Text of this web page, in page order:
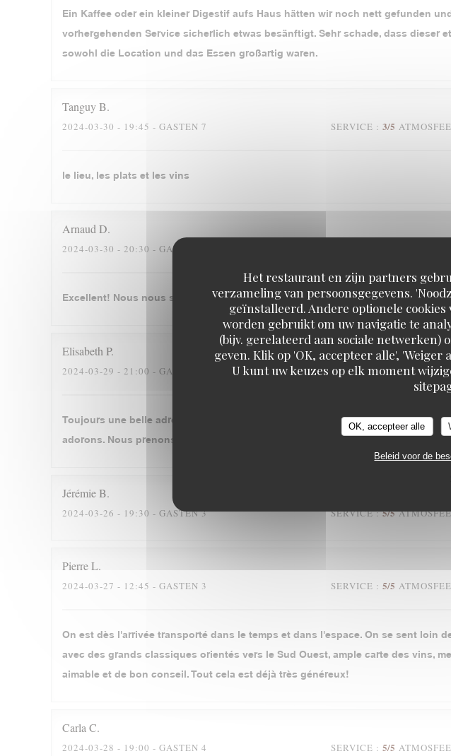
Het restaurant en zijn partners
verzameling van persoonsgegevens.
geïnstalleerd. Andere optionele
worden gebruikt om uw navigatie te
(bijv. gerelateerd aan sociale netwerken)
geven. Klik op 'OK, accepteer alle',
U kunt uw keuzes op elk moment
OK, accepteer alle
Beleid voor de
Ein Kaffee oder ein kleiner Digestif aufs Haus hätten wir noch nett gefunden
vorhergehenden Service sicherlich etwas besänftigt. Sehr schade, dass dieser
sowohl die Location und das Essen großartig waren.
TanguyB
2024-03-30 - 19:45 - GASTEN 7 SERVICE : 3/5
le lieu, les plats et les vins
Arnaud D
2024-03-30 - 20:30 - GASTEN 4
Excellent! Nous nous sommes régalés, merci beaucoup!
Elisabeth P
2024-03-29 - 21:00 - GASTEN 2 SERVICE: 4/5
Toujours une belle adresse, où le plaisir de revenir est comblé. Le cadre est
adorons. Nous prenons à chaque fois le cassoulet. Service agréable et de bon
JérémieB
2024-03-26 - 19:30 - GASTEN 3 SERVICE: 5/5
PierreL
2024-03-27 - 12:45 - GASTEN 3 SERVICE : 5/5
On est dès l'arrivée transporté dans le temps et dans l'espace. On se sent loin
avec des grands classiques orientés vers le Sud Ouest, ample carte des vins,
aimable et de bon conseil. Tout cela est déjà très généreux!
Carla C
2024-03-28 - 19:00 - GASTEN 4 SERVICE : 5/5